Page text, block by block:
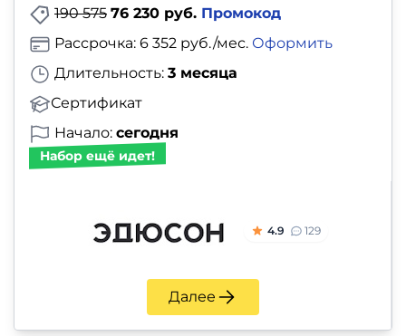
190 575 76 230 руб. Промокод
Длительность: 3 месяца
Сертификат
Рассрочка: 6 352 руб./мес. Оформить
Начало: сегодня
Набор ещё идет!
4.9 129
Далее